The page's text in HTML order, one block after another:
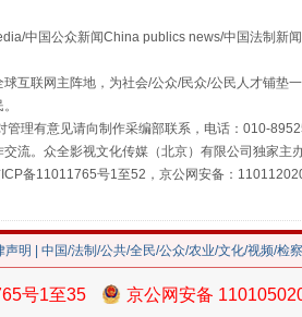
中国公众新闻China publics news/中国法制新
互联网主阵地，为社会/公众/民众/公民人才铺垫
理有意见请向制作采编部联系，电话：010-
流。众全影视文化传媒（北京）有限公司独家主
备11011765号1至52，京公网安备：
声明 | 中国/法制/公共/全民/公众/农业/文化/视频/检
号1至35 京公网安备